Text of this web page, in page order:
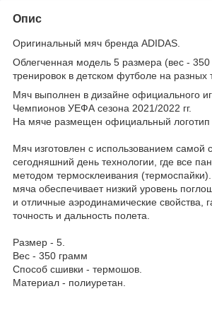
Опис
Оригинальный мяч бренда ADIDAS.
Облегченная модель 5 размера (вес -
тренировок в детском футболе на разных
Мяч выполнен в дизайне официального
Чемпионов УЕФА сезона 2021/2022 гг.
На мяче размещен официальный логотип
Мяч изготовлен с использованием самой
сегодняшний день технологии, где все
методом термосклеивания (термоспайки).
мяча обеспечивает низкий уровень
и отличные аэродинамические свойства,
точность и дальность полета.
Размер - 5.
Вес - 350 грамм
Способ сшивки - термошов.
Материал - полиуретан.